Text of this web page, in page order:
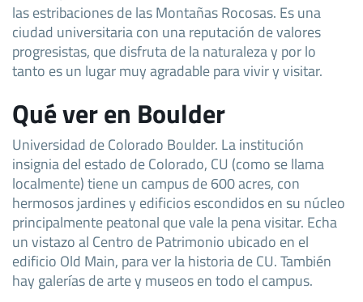
las estribaciones de las Montañas Rocosas. Es una
ciudad universitaria con una reputación de valores
progresistas, que disfruta de la naturaleza y por lo
tanto es un lugar muy agradable para vivir y visitar.
Qué ver en Boulder
Universidad de Colorado Boulder. La institución
insignia del estado de Colorado, CU (como se llama
localmente) tiene un campus de 600 acres, con
hermosos jardines y edificios escondidos en su núcleo
principalmente peatonal que vale la pena visitar. Echa
un vistazo al Centro de Patrimonio ubicado en el
edificio Old Main, para ver la historia de CU. También
hay galerías de arte y museos en todo el campus.